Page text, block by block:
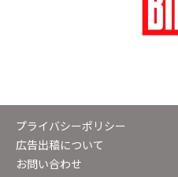
プライバシーポリシー
広告出稿について
お問い合わせ